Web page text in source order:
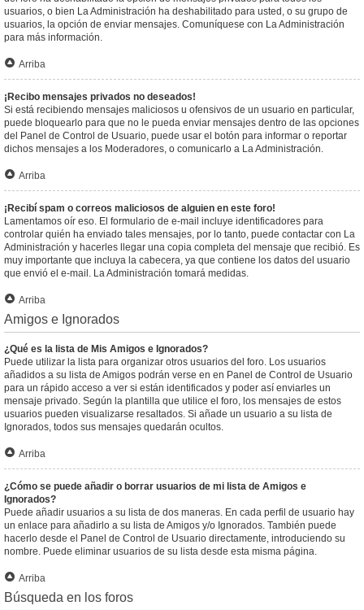
usuarios, o bien La Administración ha deshabilitado para usted, o su grupo de
usuarios, la opción de enviar mensajes. Comuníquese con La Administración
para más información.
Arriba
¡Recibo mensajes privados no deseados!
Si está recibiendo mensajes maliciosos u ofensivos de un usuario en particular,
puede bloquearlo para que no le pueda enviar mensajes dentro de las opciones
del Panel de Control de Usuario, puede usar el botón para informar o reportar
dichos mensajes a los Moderadores, o comunicarlo a La Administración.
Arriba
¡Recibí spam o correos maliciosos de alguien en este foro!
Lamentamos oír eso. El formulario de e-mail incluye identificadores para
controlar quién ha enviado tales mensajes, por lo tanto, puede contactar con La
Administración y hacerles llegar una copia completa del mensaje que recibió. Es
muy importante que incluya la cabecera, ya que contiene los datos del usuario
que envió el e-mail. La Administración tomará medidas.
Arriba
Amigos e Ignorados
¿Qué es la lista de Mis Amigos e Ignorados?
Puede utilizar la lista para organizar otros usuarios del foro. Los usuarios
añadidos a su lista de Amigos podrán verse en en Panel de Control de Usuario
para un rápido acceso a ver si están identificados y poder así enviarles un
mensaje privado. Según la plantilla que utilice el foro, los mensajes de estos
usuarios pueden visualizarse resaltados. Si añade un usuario a su lista de
Ignorados, todos sus mensajes quedarán ocultos.
Arriba
¿Cómo se puede añadir o borrar usuarios de mi lista de Amigos e
Ignorados?
Puede añadir usuarios a su lista de dos maneras. En cada perfil de usuario hay
un enlace para añadirlo a su lista de Amigos y/o Ignorados. También puede
hacerlo desde el Panel de Control de Usuario directamente, introduciendo su
nombre. Puede eliminar usuarios de su lista desde esta misma página.
Arriba
Búsqueda en los foros